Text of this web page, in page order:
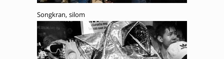
Songkran, silom